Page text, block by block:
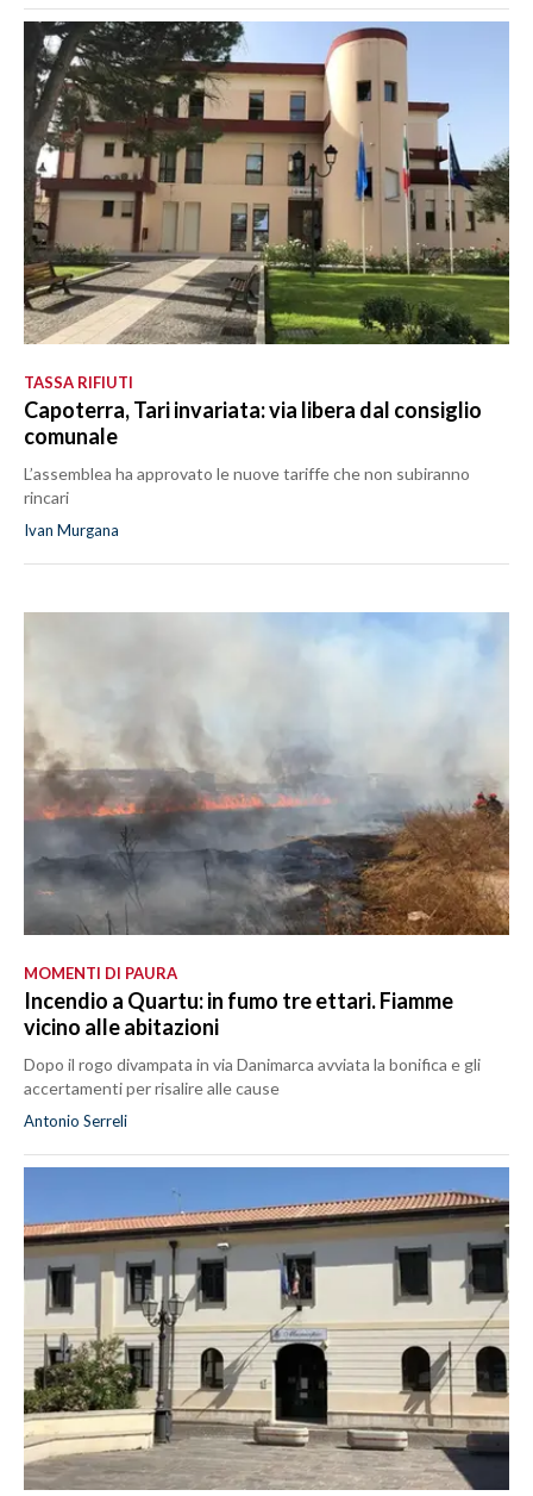
TASSA RIFIUTI
Capoterra, Tari invariata: via libera dal consiglio
comunale
L’assemblea ha approvato le nuove tariffe che non subiranno
rincari
Ivan Murgana
MOMENTI DI PAURA
Incendio a Quartu: in fumo tre ettari. Fiamme
vicino alle abitazioni
Dopo il rogo divampata in via Danimarca avviata la bonifica e gli
accertamenti per risalire alle cause
Antonio Serreli